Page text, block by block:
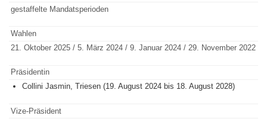
gestaffelte Mandatsperioden
Wahlen
21. Oktober 2025 / 5. März 2024 / 9. Januar 2024 / 29. November 2022
Präsidentin
Collini Jasmin, Triesen (19. August 2024 bis 18. August 2028)
Vize-Präsident